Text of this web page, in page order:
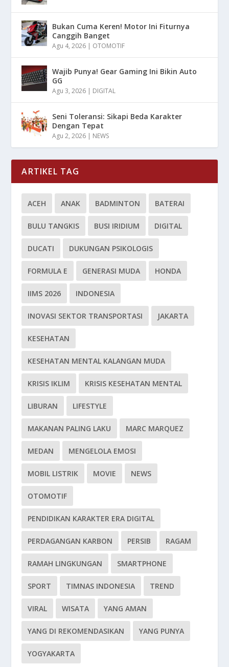
Bukan Cuma Keren! Motor Ini Fiturnya
Canggih Banget
Agu 4, 2026 | OTOMOTIF
Wajib Punya! Gear Gaming Ini Bikin Auto
GG
Agu 3, 2026 | DIGITAL
Seni Toleransi: Sikapi Beda Karakter
Dengan Tepat
Agu 2, 2026 | NEWS
ARTIKEL TAG
ACEH ANAK BADMINTON BATERAI
BULU TANGKIS BUSI IRIDIUM DIGITAL
DUCATI DUKUNGAN PSIKOLOGIS
FORMULA E GENERASI MUDA HONDA
IIMS 2026 INDONESIA
INOVASI SEKTOR TRANSPORTASI JAKARTA
KESEHATAN
KESEHATAN MENTAL KALANGAN MUDA
KRISIS IKLIM KRISIS KESEHATAN MENTAL
LIBURAN LIFESTYLE
MAKANAN PALING LAKU MARC MARQUEZ
MEDAN MENGELOLA EMOSI
MOBIL LISTRIK MOVIE NEWS
OTOMOTIF
PENDIDIKAN KARAKTER ERA DIGITAL
PERDAGANGAN KARBON PERSIB RAGAM
RAMAH LINGKUNGAN SMARTPHONE
SPORT TIMNAS INDONESIA TREND
VIRAL WISATA YANG AMAN
YANG DI REKOMENDASIKAN YANG PUNYA
YOGYAKARTA